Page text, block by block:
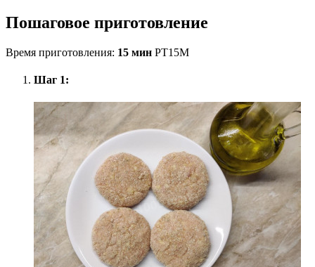
Пошаговое приготовление
Время приготовления: 15 мин PT15M
Шаг 1: